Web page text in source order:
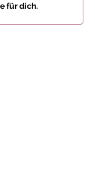
für dich.